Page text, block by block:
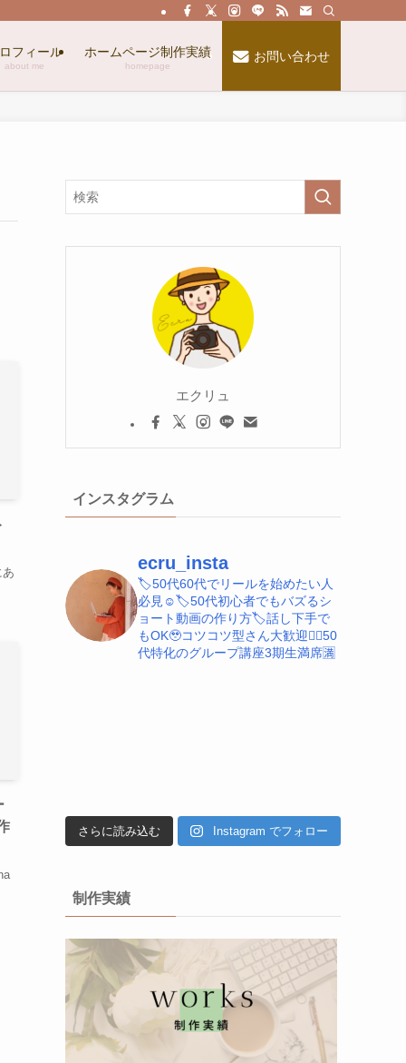
フィール
about me
ホームページ制作実績
homepage
お問い合わせ
エクリュ
インスタグラム
ecru_insta
🏷️50代60代でリールを始めたい人
必見☺️🏷️50代初心者でもバズるシ
ョート動画の作り方🏷️話し下手で
もOK🥹コツコツ型さん大歓迎💁‍♀️50
代特化のグループ講座3期生満席🈵
さらに読み込む Instagram でフォロー
制作実績